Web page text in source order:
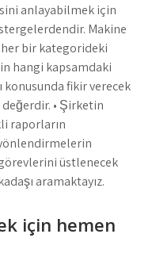
anlayabilmek için
Makine
bir kategorideki
hangi kapsamdaki
fikir verecek
• Şirketin
raporların
yönlendirmelerin
üstlenecek
aramaktayız.
için hemen